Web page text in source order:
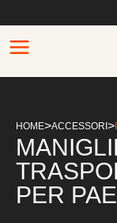
HOME>ACCESSORI >
PER